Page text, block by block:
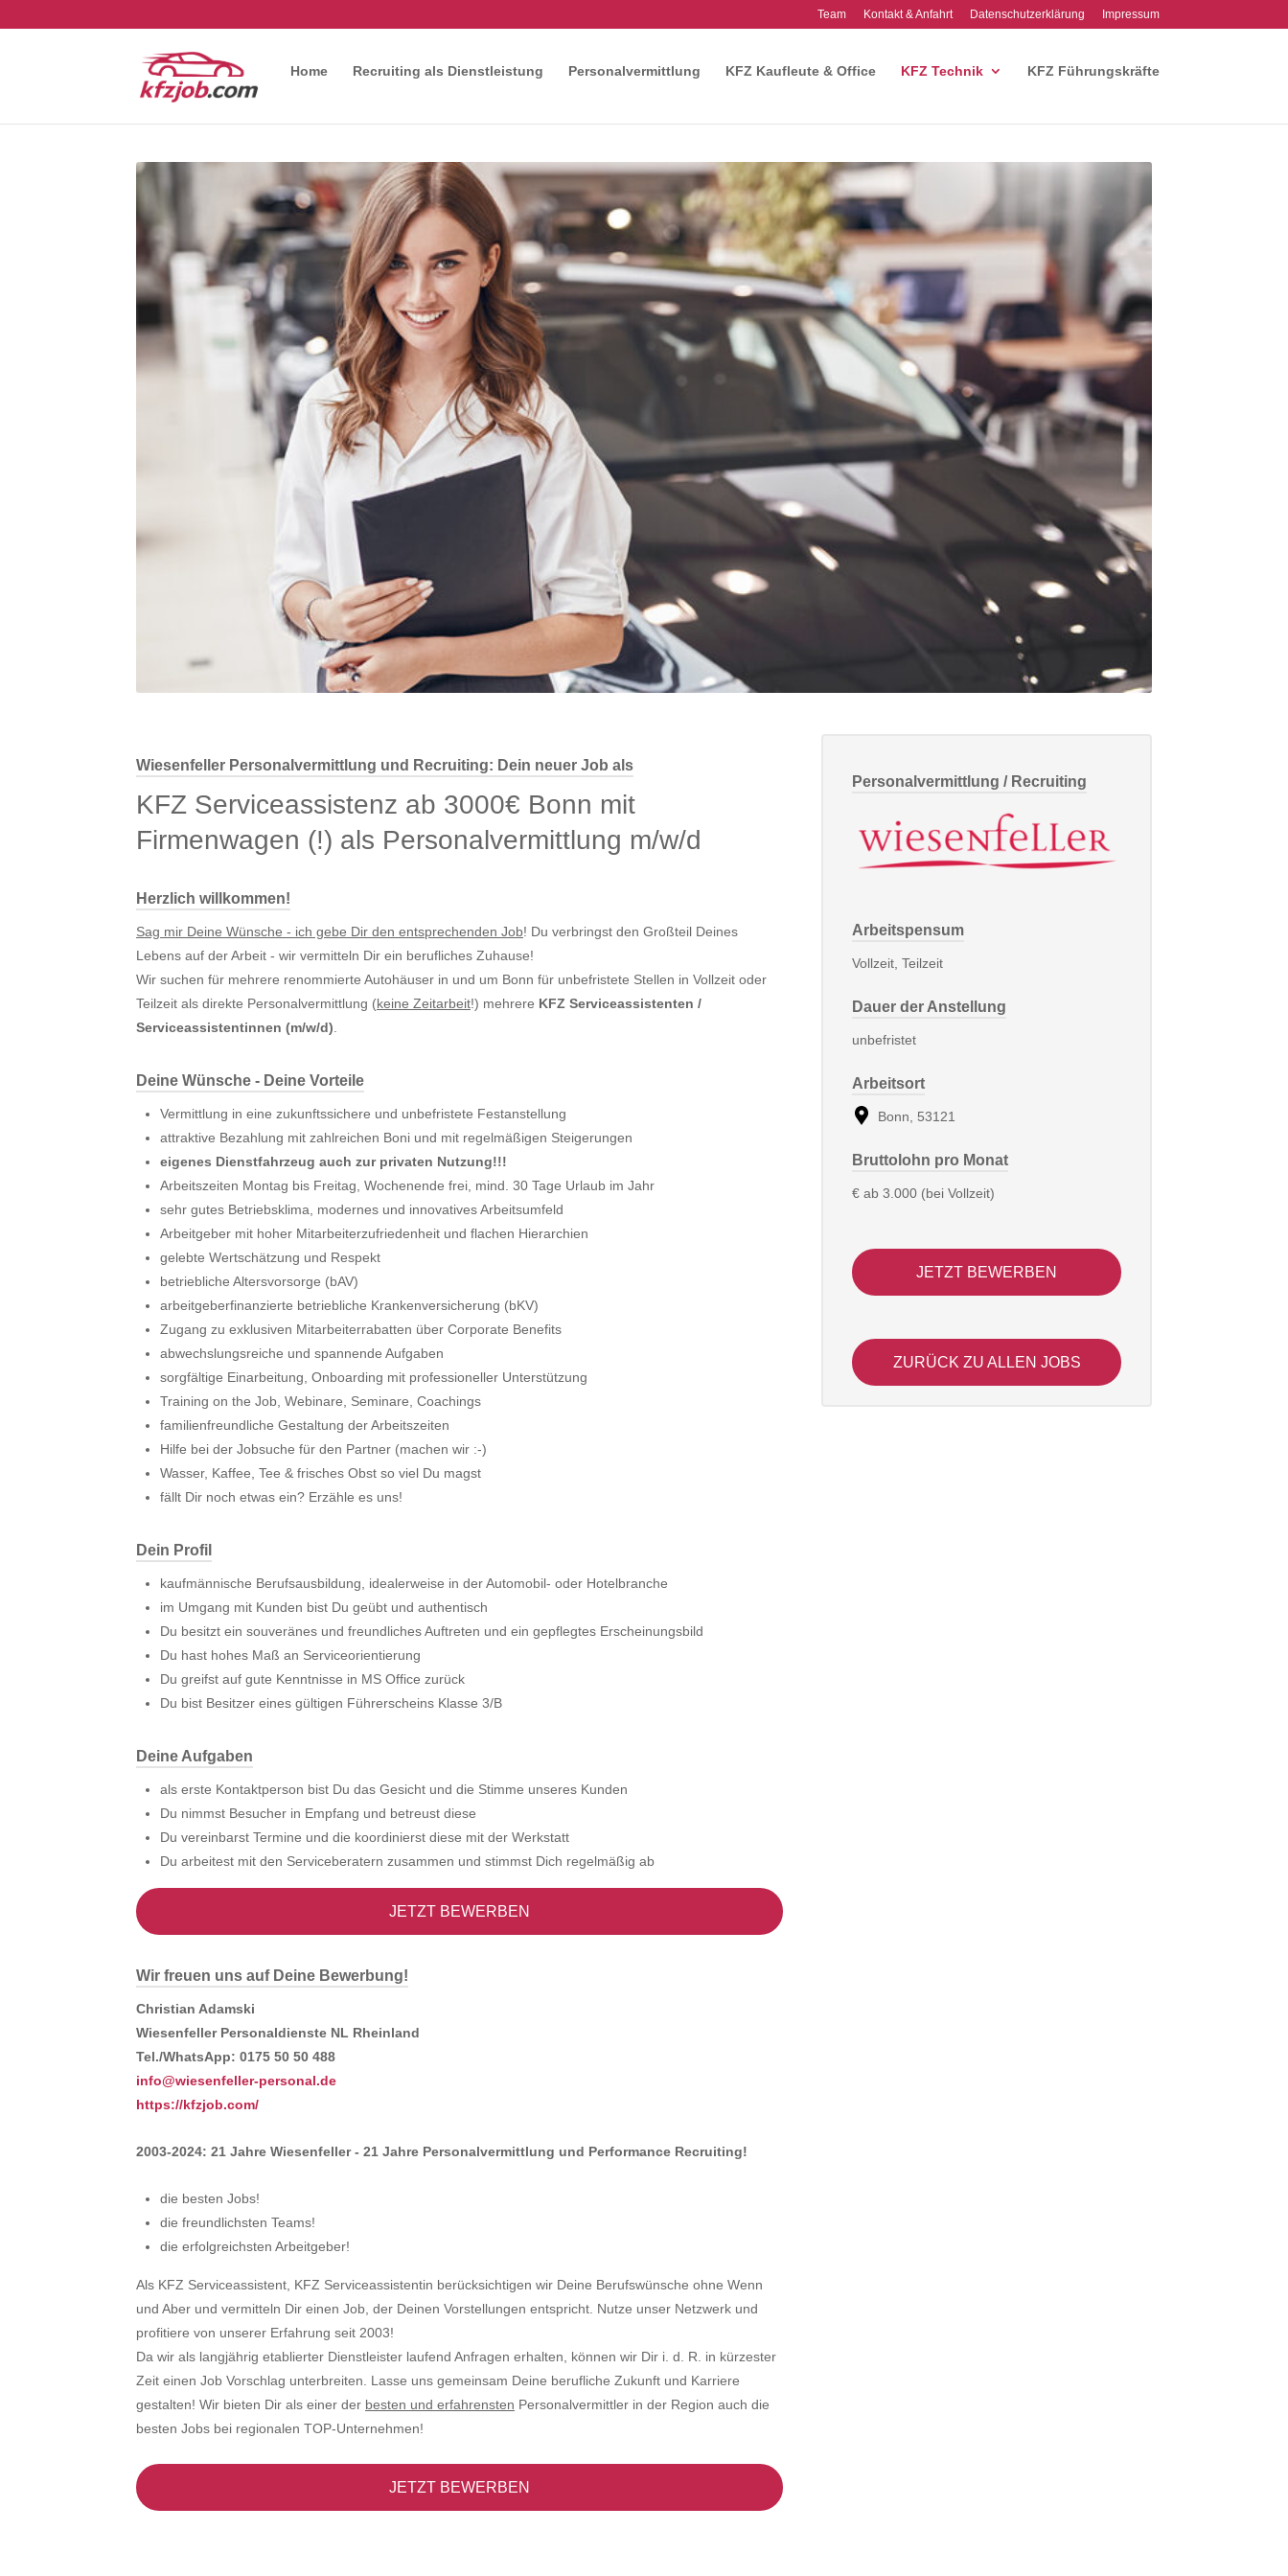
Team Kontakt & Anfahrt Datenschutzerklärung Impressum
Home Recruiting als Dienstleistung Personalvermittlung KFZ Kaufleute & Office KFZ Technik KFZ Führungskräfte
Wiesenfeller Personalvermittlung und Recruiting: Dein neuer Job als
KFZ Serviceassistenz ab 3000€ Bonn mit
Firmenwagen (!) als Personalvermittlung m/w/d
Herzlich willkommen!
Sag mir Deine Wünsche - ich gebe Dir den entsprechenden Job! Du verbringst den Großteil Deines
Lebens auf der Arbeit - wir vermitteln Dir ein berufliches Zuhause!
Wir suchen für mehrere renommierte Autohäuser in und um Bonn für unbefristete Stellen in Vollzeit oder
Teilzeit als direkte Personalvermittlung (keine Zeitarbeit!) mehrere KFZ Serviceassistenten /
Serviceassistentinnen (m/w/d).
Deine Wünsche - Deine Vorteile
Vermittlung in eine zukunftssichere und unbefristete Festanstellung
attraktive Bezahlung mit zahlreichen Boni und mit regelmäßigen Steigerungen
eigenes Dienstfahrzeug auch zur privaten Nutzung!!!
Arbeitszeiten Montag bis Freitag, Wochenende frei, mind. 30 Tage Urlaub im Jahr
sehr gutes Betriebsklima, modernes und innovatives Arbeitsumfeld
Arbeitgeber mit hoher Mitarbeiterzufriedenheit und flachen Hierarchien
gelebte Wertschätzung und Respekt
betriebliche Altersvorsorge (bAV)
arbeitgeberfinanzierte betriebliche Krankenversicherung (bKV)
Zugang zu exklusiven Mitarbeiterrabatten über Corporate Benefits
abwechslungsreiche und spannende Aufgaben
sorgfältige Einarbeitung, Onboarding mit professioneller Unterstützung
Training on the Job, Webinare, Seminare, Coachings
familienfreundliche Gestaltung der Arbeitszeiten
Hilfe bei der Jobsuche für den Partner (machen wir :-)
Wasser, Kaffee, Tee & frisches Obst so viel Du magst
fällt Dir noch etwas ein? Erzähle es uns!
Dein Profil
kaufmännische Berufsausbildung, idealerweise in der Automobil- oder Hotelbranche
im Umgang mit Kunden bist Du geübt und authentisch
Du besitzt ein souveränes und freundliches Auftreten und ein gepflegtes Erscheinungsbild
Du hast hohes Maß an Serviceorientierung
Du greifst auf gute Kenntnisse in MS Office zurück
Du bist Besitzer eines gültigen Führerscheins Klasse 3/B
Deine Aufgaben
als erste Kontaktperson bist Du das Gesicht und die Stimme unseres Kunden
Du nimmst Besucher in Empfang und betreust diese
Du vereinbarst Termine und die koordinierst diese mit der Werkstatt
Du arbeitest mit den Serviceberatern zusammen und stimmst Dich regelmäßig ab
JETZT BEWERBEN
Wir freuen uns auf Deine Bewerbung!
Christian Adamski
Wiesenfeller Personaldienste NL Rheinland
Tel./WhatsApp: 0175 50 50 488
info@wiesenfeller-personal.de
https://kfzjob.com/
2003-2024: 21 Jahre Wiesenfeller - 21 Jahre Personalvermittlung und Performance Recruiting!
die besten Jobs!
die freundlichsten Teams!
die erfolgreichsten Arbeitgeber!
Als KFZ Serviceassistent, KFZ Serviceassistentin berücksichtigen wir Deine Berufswünsche ohne Wenn
und Aber und vermitteln Dir einen Job, der Deinen Vorstellungen entspricht. Nutze unser Netzwerk und
profitiere von unserer Erfahrung seit 2003!
Da wir als langjährig etablierter Dienstleister laufend Anfragen erhalten, können wir Dir i. d. R. in kürzester
Zeit einen Job Vorschlag unterbreiten. Lasse uns gemeinsam Deine berufliche Zukunft und Karriere
gestalten! Wir bieten Dir als einer der besten und erfahrensten Personalvermittler in der Region auch die
besten Jobs bei regionalen TOP-Unternehmen!
JETZT BEWERBEN
Personalvermittlung / Recruiting
Arbeitspensum
Vollzeit, Teilzeit
Dauer der Anstellung
unbefristet
Arbeitsort
Bonn, 53121
Bruttolohn pro Monat
€ ab 3.000 (bei Vollzeit)
JETZT BEWERBEN
ZURÜCK ZU ALLEN JOBS